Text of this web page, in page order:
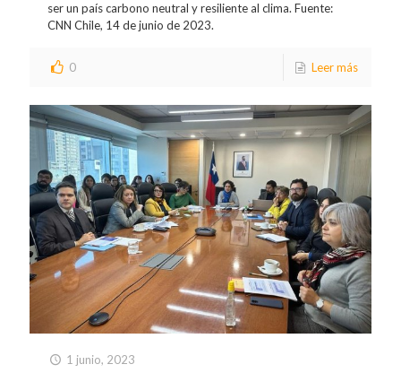
ser un país carbono neutral y resiliente al clima. Fuente:
CNN Chile, 14 de junio de 2023.
0 Leer más
1 junio, 2023